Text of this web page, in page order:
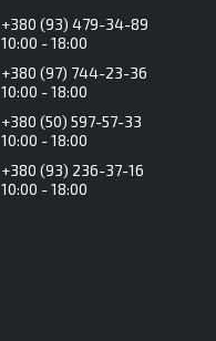
+380 (93) 479-34-89
10:00 - 18:00
+380 (97) 744-23-36
10:00 - 18:00
+380 (50) 597-57-33
10:00 - 18:00
+380 (93) 236-37-16
10:00 - 18:00